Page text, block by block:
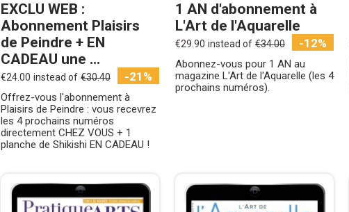
EXCLU WEB :
Abonnement Plaisirs
de Peindre + EN
CADEAU une ...
€24.00 instead of €30.40 -21%
Offrez-vous l'abonnement à
Plaisirs de Peindre : vous recevrez
les 4 prochains numéros
directement CHEZ VOUS + 1
planche de Shikishi EN CADEAU !
1 AN d'abonnement à
L'Art de l'Aquarelle
€29.90 instead of €34.00 -12%
Abonnez-vous pour 1 AN au
magazine L'Art de l'Aquarelle (les 4
prochains numéros).